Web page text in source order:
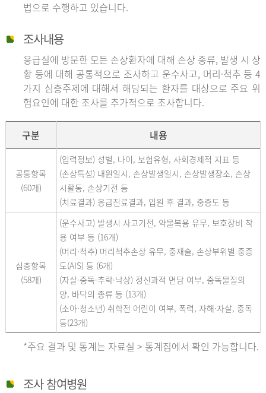
법으로 수행하고 있습니다.
조사내용
응급실에 방문한 모든 손상환자에 대해 손상 종류, 발생 시 상
황 등에 대해 공통적으로 조사하고 운수사고, 머리·척추 등 4
가지 심층주제에 대해서 해당되는 환자를 대상으로 주요 위
험요인에 대한 조사를 추가적으로 조사합니다.
구분 내용
공통항목
(60개)
(입력정보) 성별, 나이, 보험유형, 사회경제적 지표 등
(손상특성) 내원일시, 손상발생일시, 손상발생장소, 손상
시활동, 손상기전 등
(치료결과) 응급진료결과, 입원 후 결과, 중증도 등
심층항목
(58개)
(운수사고) 발생시 사고기전, 약물복용 유무, 보호장비 착
용 여부 등 (16개)
(머리·척추) 머리척추손상 유무, 중재술, 손상부위별 중증
도(AIS) 등 (6개)
(자살·중독·추락·낙상) 정신과적 면담 여부, 중독물질의
양, 바닥의 종류 등 (13개)
(소아·청소년) 취학전 어린이 여부, 폭력, 자해·자살, 중독
등(23개)
*주요 결과 및 통계는 자료실 > 통계집에서 확인 가능합니다.
조사 참여병원